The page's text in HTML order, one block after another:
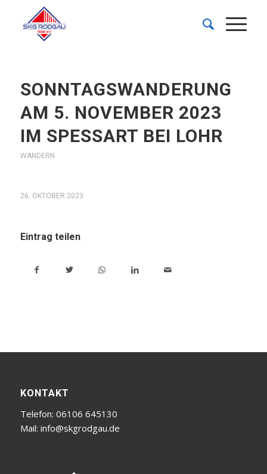
SONNTAGSWANDERUNG
AM 5. NOVEMBER 2023
IM SPESSART BEI LOHR
WANDERN
26. OKTOBER 2023
Eintrag teilen
KONTAKT
Telefon: 06106 645130
Mail: info@skgrodgau.de